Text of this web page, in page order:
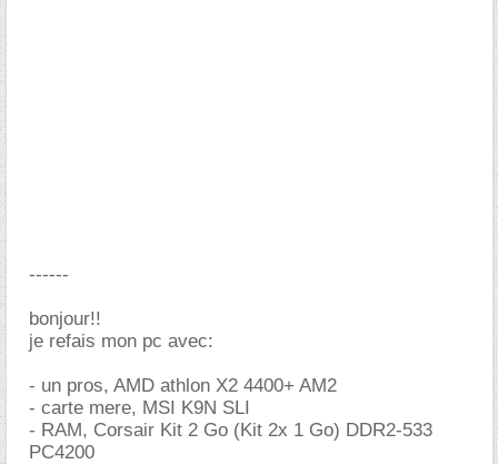
------
bonjour!!
je refais mon pc avec:
- un pros, AMD athlon X2 4400+ AM2
- carte mere, MSI K9N SLI
- RAM, Corsair Kit 2 Go (Kit 2x 1 Go) DDR2-533
PC4200